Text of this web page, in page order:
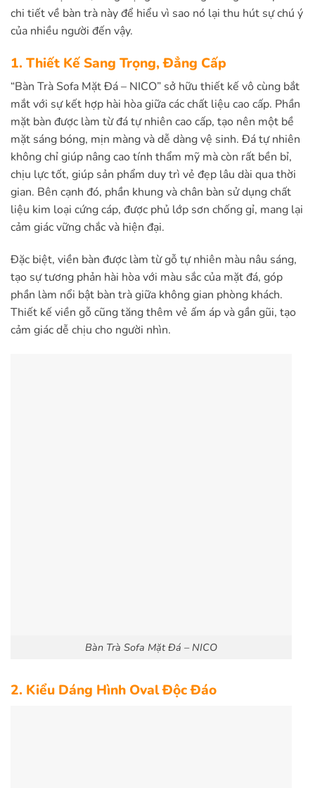
chi tiết về bàn trà này để hiểu vì sao nó lại thu hút sự chú ý
của nhiều người đến vậy.
1. Thiết Kế Sang Trọng, Đẳng Cấp
“Bàn Trà Sofa Mặt Đá – NICO” sở hữu thiết kế vô cùng bắt
mắt với sự kết hợp hài hòa giữa các chất liệu cao cấp. Phần
mặt bàn được làm từ đá tự nhiên cao cấp, tạo nên một bề
mặt sáng bóng, mịn màng và dễ dàng vệ sinh. Đá tự nhiên
không chỉ giúp nâng cao tính thẩm mỹ mà còn rất bền bỉ,
chịu lực tốt, giúp sản phẩm duy trì vẻ đẹp lâu dài qua thời
gian. Bên cạnh đó, phần khung và chân bàn sử dụng chất
liệu kim loại cứng cáp, được phủ lớp sơn chống gỉ, mang lại
cảm giác vững chắc và hiện đại.
Đặc biệt, viền bàn được làm từ gỗ tự nhiên màu nâu sáng,
tạo sự tương phản hài hòa với màu sắc của mặt đá, góp
phần làm nổi bật bàn trà giữa không gian phòng khách.
Thiết kế viền gỗ cũng tăng thêm vẻ ấm áp và gần gũi, tạo
cảm giác dễ chịu cho người nhìn.
Bàn Trà Sofa Mặt Đá – NICO
2. Kiểu Dáng Hình Oval Độc Đáo